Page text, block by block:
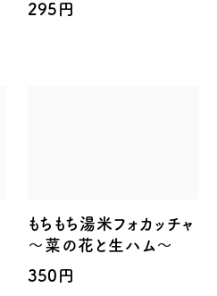
295円
もちもち湯米フォカッチャ
～菜の花と生ハム～
350円